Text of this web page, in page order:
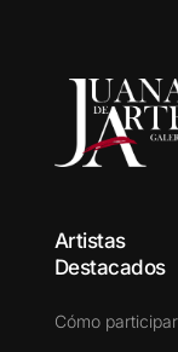
Artistas
Destacados
Cómo participar